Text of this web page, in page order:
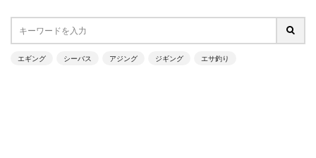
エギング シーバス アジング ジギング エサ釣り